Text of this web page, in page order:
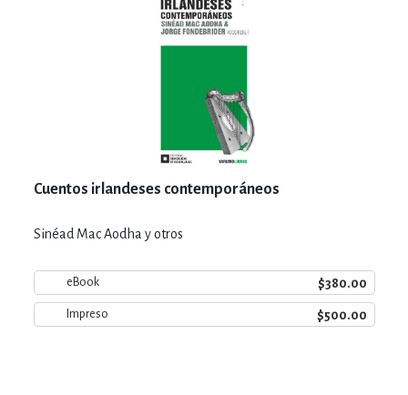
Cuentos irlandeses contemporáneos
Sinéad Mac Aodha y otros
eBook $380.00
Impreso $500.00